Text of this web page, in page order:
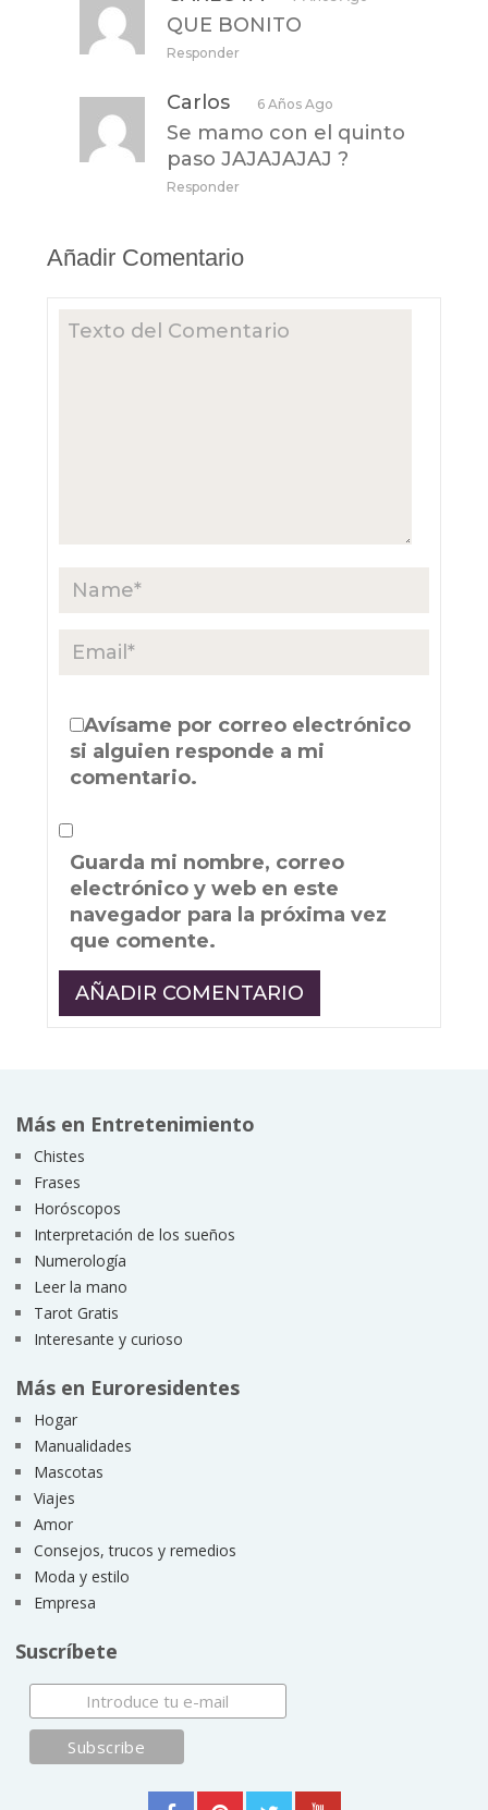
QUE BONITO
Responder
Carlos 6 Años Ago
Se mamo con el quinto
paso JAJAJAJAJ ?
Responder
Añadir Comentario
Avísame por correo electrónico
si alguien responde a mi
comentario.
Guarda mi nombre, correo
electrónico y web en este
navegador para la próxima vez
que comente.
Más en Entretenimiento
Chistes
Frases
Horóscopos
Interpretación de los sueños
Numerología
Leer la mano
Tarot Gratis
Interesante y curioso
Más en Euroresidentes
Hogar
Manualidades
Mascotas
Viajes
Amor
Consejos, trucos y remedios
Moda y estilo
Empresa
Suscríbete